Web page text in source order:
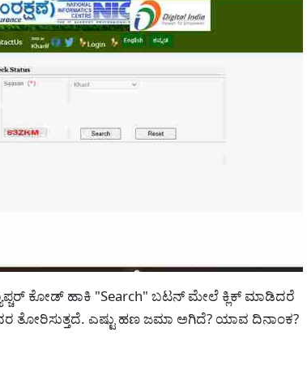
ಕೋಡ್ ಹಾಕಿ "Search" ಬಟನ್ ಮೇಲೆ ಕ್ಲಿಕ್ ಮಾಡಿದರೆ
ಎಷ್ಟು ಹಣ ಜಮಾ ಅಗಿದೆ? ಯಾವ ದಿನಾಂಕ?